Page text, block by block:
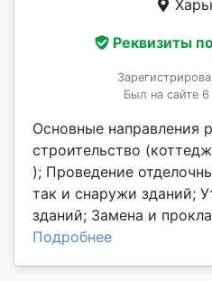
Реквизиты
Был на сайте 6
Основные направления
строительство
); Проведение
так и снаружи зданий;
зданий; Замена и
Подробнее